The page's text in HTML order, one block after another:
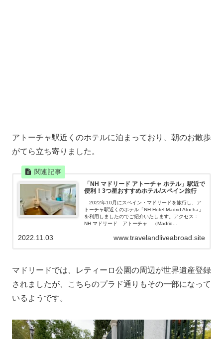
アトーチャ駅近くのホテルに泊まっており、朝のお散歩
がてら立ち寄りました。
「NH マドリード アトーチャ ホテル」駅近で
便利！3つ星おすすめホテル/スペイン旅行
2022年10月にスペイン・マドリードを旅行し、ア
トーチャ駅近くのホテル「NH Hotel Madrid Atocha」
を利用しましたのでご紹介いたします。アクセス：
NH マドリード アトーチャ （Madrid...
www.travelandliveabroad.site
2022.11.03
マドリードでは、レティーロ公園の周辺が世界遺産登録
されましたが、こちらのプラド通りもその一部になって
いるようです。